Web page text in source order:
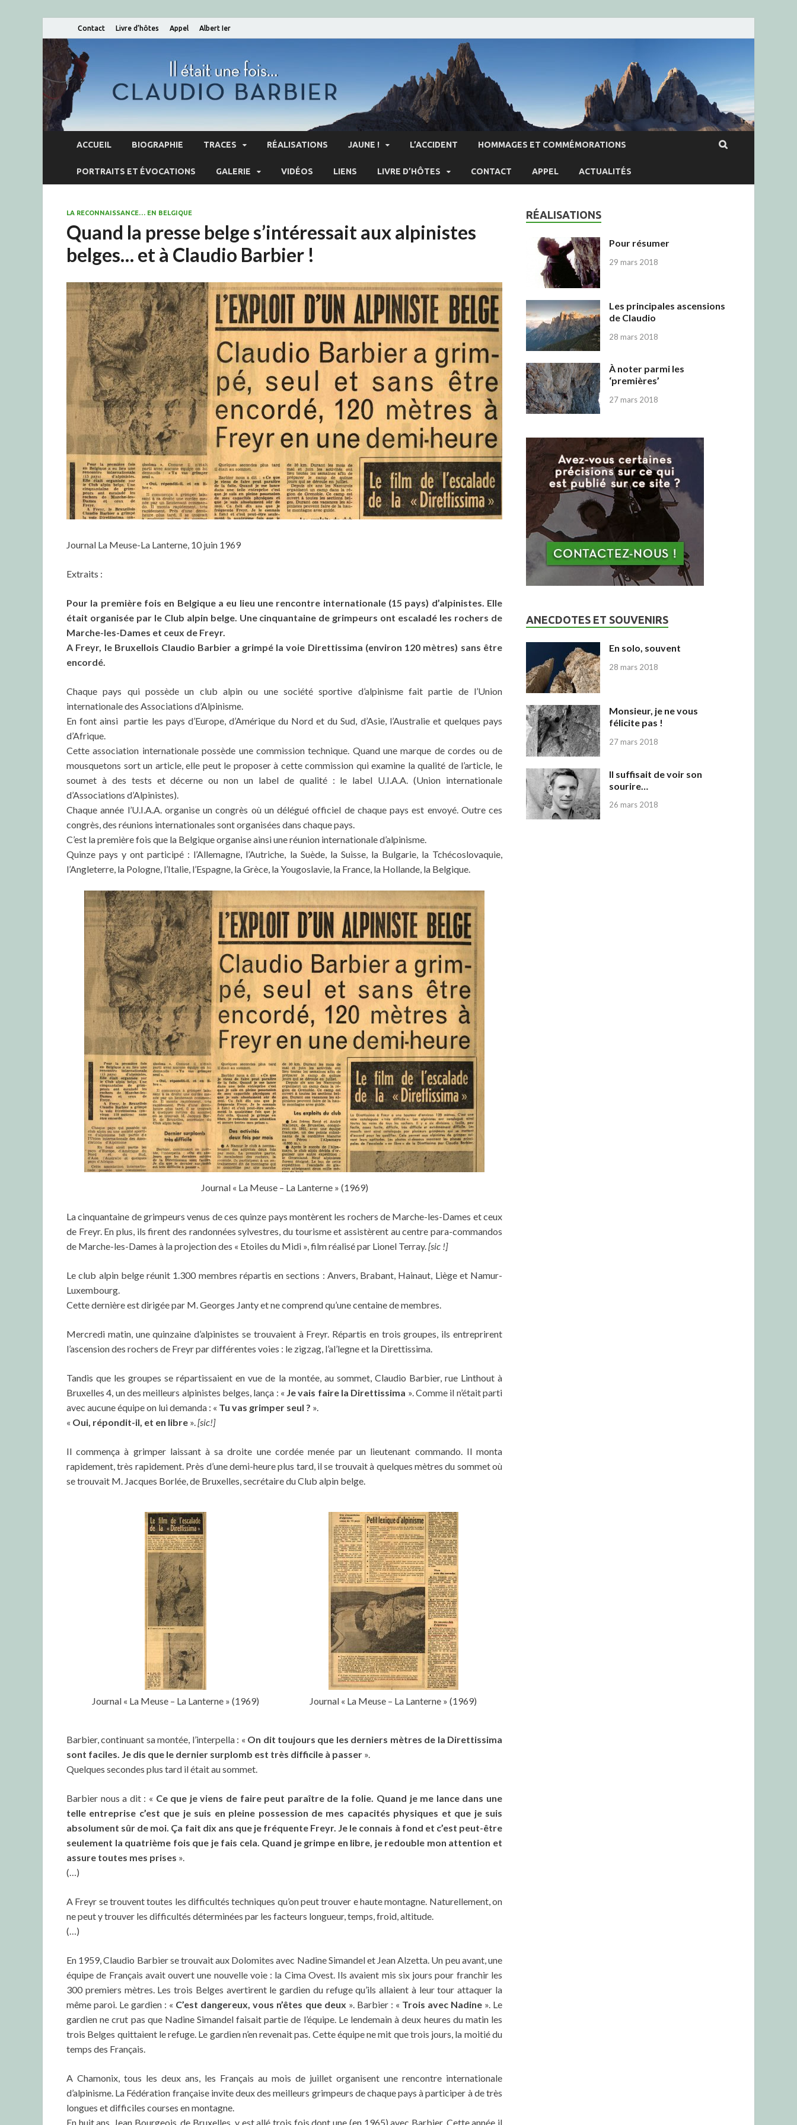
Contact Livre d’hôtes Appel Albert Ier
ACCUEIL BIOGRAPHIE TRACES RÉALISATIONS JAUNE ! L’ACCIDENT HOMMAGES ET COMMÉMORATIONS
PORTRAITS ET ÉVOCATIONS GALERIE VIDÉOS LIENS LIVRE D’HÔTES CONTACT APPEL ACTUALITÉS
LA RECONNAISSANCE… EN BELGIQUE
Quand la presse belge s’intéressait aux alpinistes
belges… et à Claudio Barbier !
Journal La Meuse-La Lanterne, 10 juin 1969
Extraits :
Pour la première fois en Belgique a eu lieu une rencontre internationale (15 pays) d’alpinistes. Elle
était organisée par le Club alpin belge. Une cinquantaine de grimpeurs ont escaladé les rochers de
Marche-Ies-Dames et ceux de Freyr.
A Freyr, le Bruxellois Claudio Barbier a grimpé la voie Direttissima (environ 120 mètres) sans être
encordé.
Chaque pays qui possède un club alpin ou une société sportive d’alpinisme fait partie de l’Union
internationale des Associations d’Alpinisme.
En font ainsi partie les pays d’Europe, d’Amérique du Nord et du Sud, d’Asie, l’Australie et quelques pays
d’Afrique.
Cette association internationale possède une commission technique. Quand une marque de cordes ou de
mousquetons sort un article, elle peut le proposer à cette commission qui examine la qualité de l’article, le
soumet à des tests et décerne ou non un label de qualité : le label U.I.A.A. (Union internationale
d’Associations d’Alpinistes).
Chaque année l’U.I.A.A. organise un congrès où un délégué officiel de chaque pays est envoyé. Outre ces
congrès, des réunions internationales sont organisées dans chaque pays.
C’est la première fois que la Belgique organise ainsi une réunion internationale d’alpinisme.
Quinze pays y ont participé : l’Allemagne, l’Autriche, la Suède, la Suisse, la Bulgarie, la Tchécoslovaquie,
l’Angleterre, la Pologne, l’Italie, l’Espagne, la Grèce, la Yougoslavie, la France, la Hollande, la Belgique.
Journal « La Meuse – La Lanterne » (1969)
La cinquantaine de grimpeurs venus de ces quinze pays montèrent les rochers de Marche-les-Dames et ceux
de Freyr. En plus, ils firent des randonnées sylvestres, du tourisme et assistèrent au centre para-commandos
de Marche-les-Dames à la projection des « Etoiles du Midi », film réalisé par Lionel Terray.[sic !]
Le club alpin belge réunit 1.300 membres répartis en sections : Anvers, Brabant, Hainaut, Liège et Namur-
Luxembourg.
Cette dernière est dirigée par M. Georges Janty et ne comprend qu’une centaine de membres.
Mercredi matin, une quinzaine d’alpinistes se trouvaient à Freyr. Répartis en trois groupes, ils entreprirent
l’ascension des rochers de Freyr par différentes voies : le zigzag, l’al’legne et la Direttissima.
Tandis que les groupes se répartissaient en vue de la montée, au sommet, Claudio Barbier, rue Linthout à
Bruxelles 4, un des meilleurs alpinistes belges, lança : « Je vais faire la Direttissima ». Comme il n’était parti
avec aucune équipe on lui demanda : « Tu vas grimper seul ? ».
« Oui, répondit-il, et en libre ».[sic!]
Il commença à grimper laissant à sa droite une cordée menée par un lieutenant commando. Il monta
rapidement, très rapidement. Près d’une demi-heure plus tard, il se trouvait à quelques mètres du sommet où
se trouvait M. Jacques Borlée, de Bruxelles, secrétaire du Club alpin belge.
Journal « La Meuse – La Lanterne » (1969) Journal « La Meuse – La Lanterne » (1969)
Barbier, continuant sa montée, l’interpella : « On dit toujours que les derniers mètres de la Direttissima
sont faciles. Je dis que le dernier surplomb est très difficile à passer ».
Quelques secondes plus tard il était au sommet.
Barbier nous a dit : « Ce que je viens de faire peut paraître de la folie. Quand je me lance dans une
telle entreprise c’est que je suis en pleine possession de mes capacités physiques et que je suis
absolument sûr de moi. Ça fait dix ans que je fréquente Freyr. Je le connais à fond et c’est peut-être
seulement la quatrième fois que je fais cela. Quand je grimpe en libre, je redouble mon attention et
assure toutes mes prises ».
(…)
A Freyr se trouvent toutes les difficultés techniques qu’on peut trouver e haute montagne. Naturellement, on
ne peut y trouver les difficultés déterminées par les facteurs longueur, temps, froid, altitude.
(…)
En 1959, Claudio Barbier se trouvait aux Dolomites avec Nadine Simandel et Jean Alzetta. Un peu avant, une
équipe de Français avait ouvert une nouvelle voie : la Cima Ovest. Ils avaient mis six jours pour franchir les
300 premiers mètres. Les trois Belges avertirent le gardien du refuge qu’ils allaient à leur tour attaquer la
même paroi. Le gardien : « C’est dangereux, vous n’êtes que deux ». Barbier : « Trois avec Nadine». Le
gardien ne crut pas que Nadine Simandel faisait partie de l’équipe. Le lendemain à deux heures du matin les
trois Belges quittaient le refuge. Le gardien n’en revenait pas. Cette équipe ne mit que trois jours, la moitié du
temps des Français.
A Chamonix, tous les deux ans, les Français au mois de juillet organisent une rencontre internationale
d’alpinisme. La Fédération française invite deux des meilleurs grimpeurs de chaque pays à participer à de très
longues et difficiles courses en montagne.
En huit ans, Jean Bourgeois, de Bruxelles, y est allé trois fois dont une (en 1965) avec Barbier. Cette année il
RÉALISATIONS
Pour résumer
29 mars 2018
Les principales ascensions
de Claudio
28 mars 2018
À noter parmi les
‘premières’
27 mars 2018
ANECDOTES ET SOUVENIRS
En solo, souvent
28 mars 2018
Monsieur, je ne vous
félicite pas !
27 mars 2018
Il suffisait de voir son
sourire…
26 mars 2018